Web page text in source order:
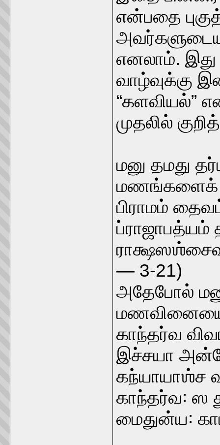
என்பதை
அவர்களுடைய
எனலாம்.
வாழ்வுக்கு
“களவியல்”
முதலில்
மனு தமது
மணங்களைக்
பிராமம்
— 3-21)
அதேபோல்
காந்தர்வ
இச்சயா
கந்யாயாஶ்ச
காந்தர்வ꞉ ஸ
மைதுன்ய꞉